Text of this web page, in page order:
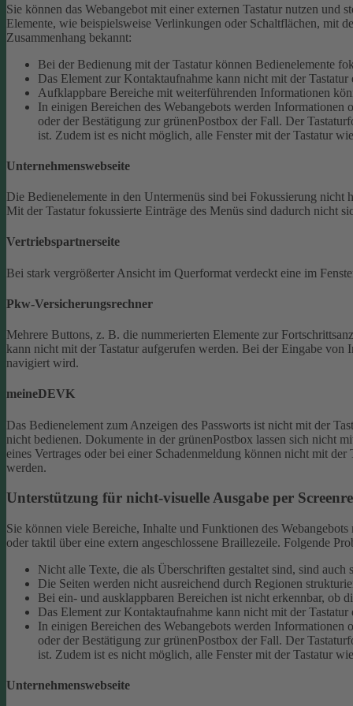
Sie können das Webangebot mit einer externen Tastatur nutzen
Elemente, wie beispielsweise Verlinkungen oder Schaltflächen, mit
Zusammenhang bekannt:
Bei der Bedienung mit der Tastatur können Bedienelemente
Das Element zur Kontaktaufnahme kann nicht mit der Tastatur
Aufklappbare Bereiche mit weiterführenden Informationen
In einigen Bereichen des Webangebots werden
oder der Bestätigung zur grünenPostbox der Fall. Der
ist. Zudem ist es nicht möglich, alle Fenster mit der Tastatur
Unternehmenswebseite
Die Bedienelemente in den Untermenüs sind bei Fokussierung nicht
Mit der Tastatur fokussierte Einträge des Menüs sind dadurch nicht
Vertriebspartnerseite
Bei stark vergrößerter Ansicht im Querformat verdeckt eine im
Pkw-Versicherungsrechner
Mehrere Buttons, z. B. die nummerierten Elemente zur
kann nicht mit der Tastatur aufgerufen werden. Bei der Eingabe von
navigiert wird.
meineDEVK
Das Bedienelement zum Anzeigen des Passworts ist nicht mit der
nicht bedienen. Dokumente in der grünenPostbox lassen sich nicht
eines Vertrages oder bei einer Schadenmeldung können nicht mit der
werden.
Unterstützung für nicht-visuelle Ausgabe per
Sie können viele Bereiche, Inhalte und Funktionen des
oder taktil über eine extern angeschlossene Braillezeile. Folgende
Nicht alle Texte, die als Überschriften gestaltet sind, sind
Die Seiten werden nicht ausreichend durch Regionen
Bei ein- und ausklappbaren Bereichen ist nicht erkennbar, ob
Das Element zur Kontaktaufnahme kann nicht mit der Tastatur
In einigen Bereichen des Webangebots werden
oder der Bestätigung zur grünenPostbox der Fall. Der
ist. Zudem ist es nicht möglich, alle Fenster mit der Tastatur
Unternehmenswebseite